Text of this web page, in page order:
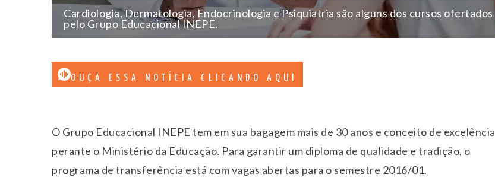
Cardiologia, Dermatologia, Endocrinologia e Psiquiatria são alguns dos cursos ofertados
pelo Grupo Educacional INEPE.
OUÇA ESSA NOTÍCIA CLICANDO AQUI
O Grupo Educacional INEPE tem em sua bagagem mais de 30 anos e conceito de excelência
perante o Ministério da Educação. Para garantir um diploma de qualidade e tradição, o
programa de transferência está com vagas abertas para o semestre 2016/01.